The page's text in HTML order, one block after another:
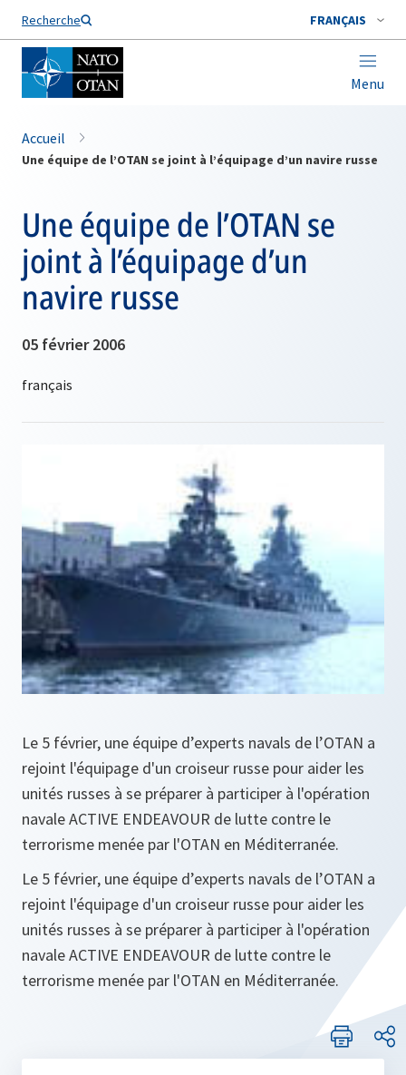
Recherche FRANÇAIS
Menu
Nom de famille*
Accueil
Une équipe de l’OTAN se joint à l’équipage d’un navire russe
Une équipe de l’OTAN se
joint à l’équipage d’un
navire russe
05 février 2006
Le 5 février, une équipe d’experts navals de l’OTAN a
rejoint l'équipage d'un croiseur russe pour aider les
unités russes à se préparer à participer à l'opération
navale ACTIVE ENDEAVOUR de lutte contre le
terrorisme menée par l'OTAN en Méditerranée.
Le 5 février, une équipe d’experts navals de l’OTAN a
rejoint l'équipage d'un croiseur russe pour aider les
unités russes à se préparer à participer à l'opération
navale ACTIVE ENDEAVOUR de lutte contre le
terrorisme menée par l'OTAN en Méditerranée.